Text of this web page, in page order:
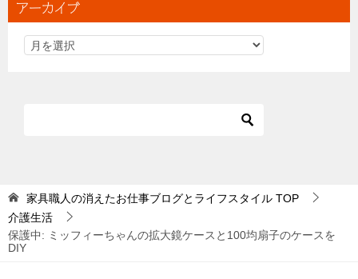
アーカイブ
家具職人の消えたお仕事ブログとライフスタイル TOP
介護生活
保護中: ミッフィーちゃんの拡大鏡ケースと100均扇子のケースを
DIY